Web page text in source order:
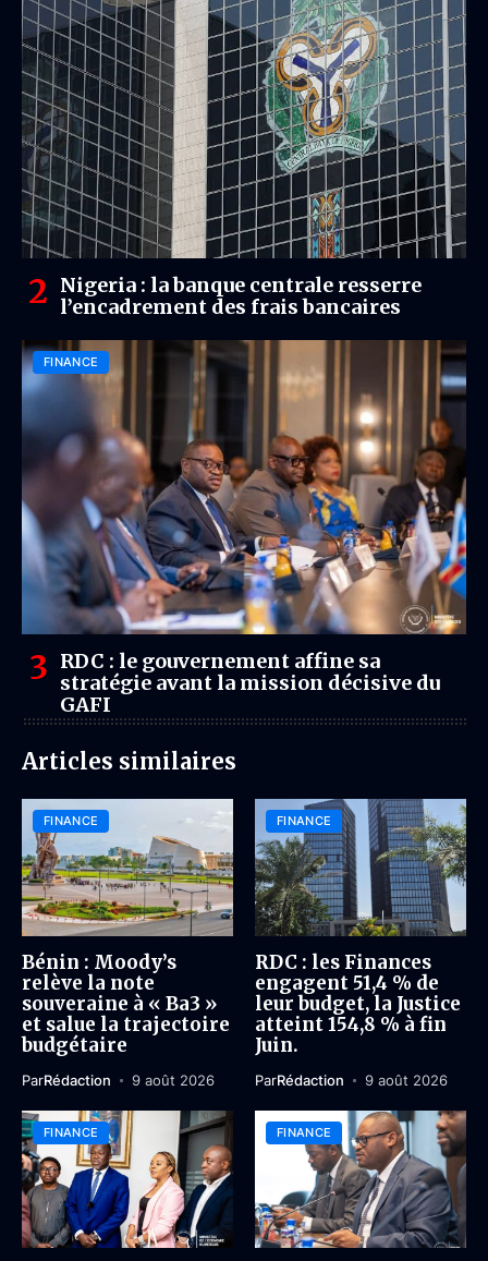
Nigeria : la banque centrale resserre
l’encadrement des frais bancaires
FINANCE
RDC : le gouvernement affine sa
stratégie avant la mission décisive du
GAFI
Articles similaires
FINANCE
Bénin : Moody’s
relève la note
souveraine à « Ba3 »
et salue la trajectoire
budgétaire
ParRédaction 9 août 2026
FINANCE
RDC : les Finances
engagent 51,4 % de
leur budget, la Justice
atteint 154,8 % à fin
Juin.
ParRédaction 9 août 2026
FINANCE FINANCE